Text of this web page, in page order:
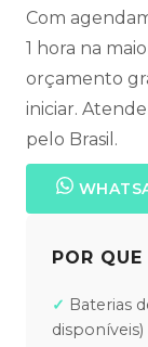
Com
1 hora na
orçamento
iniciar.
pelo Brasil.
POR
Baterias
disponíveis)